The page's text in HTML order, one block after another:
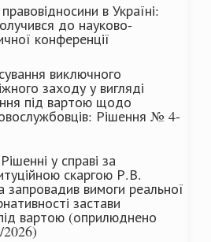
в Україні:
до науково-
конференції
виключного
заходу у вигляді
під вартою щодо
Рішення № 4-
у справі за
скаргою Р.В.
запровадив вимоги реальної
застави
вартою (оприлюднено